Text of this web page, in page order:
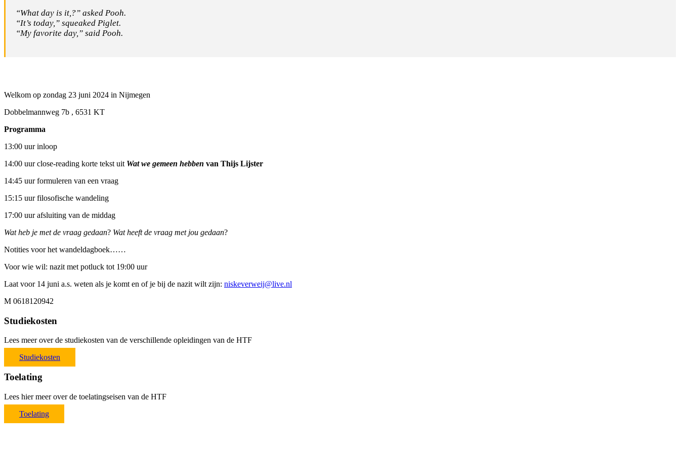
“What day is it,?” asked Pooh.
“It’s today,” squeaked Piglet.
“My favorite day,” said Pooh.
Welkom op zondag 23 juni 2024 in Nijmegen
Dobbelmannweg 7b , 6531 KT
Programma
13:00 uur inloop
14:00 uur close-reading korte tekst uit Wat we gemeen hebben van Thijs Lijster
14:45 uur formuleren van een vraag
15:15 uur filosofische wandeling
17:00 uur afsluiting van de middag
Wat heb je met de vraag gedaan? Wat heeft de vraag met jou gedaan?
Notities voor het wandeldagboek……
Voor wie wil: nazit met potluck tot 19:00 uur
Laat voor 14 juni a.s. weten als je komt en of je bij de nazit wilt zijn: niskeverweij@live.nl
M 0618120942
Studiekosten
Lees meer over de studiekosten van de verschillende opleidingen van de HTF
Studiekosten
Toelating
Lees hier meer over de toelatingseisen van de HTF
Toelating